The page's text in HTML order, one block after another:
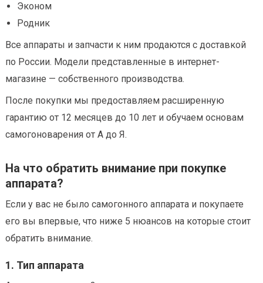
Эконом
Родник
Все аппараты и запчасти к ним продаются с доставкой
по России. Модели представленные в интернет-
магазине — собственного производства.
После покупки мы предоставляем расширенную
гарантию от 12 месяцев до 10 лет и обучаем основам
самогоноварения от А до Я.
На что обратить внимание при покупке
аппарата?
Если у вас не было самогонного аппарата и покупаете
его вы впервые, что ниже 5 нюансов на которые стоит
обратить внимание.
1. Тип аппарата